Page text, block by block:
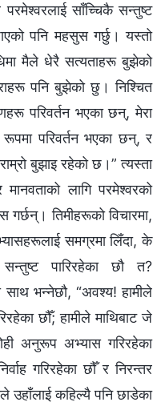
साँच्चिकै सन्तुष्ट
पनि महसुस गर्छु। यस्तो
मैले धेरै सत्यताहरू बुझेको
पनि बुझेको छु। निश्‍चित
परिवर्तन भएका छन्, मेरा
रूपमा परिवर्तन भएका छन्, र
बुझाइ रहेको छ।” त्यस्ता
लागि परमेश्‍वरको
गर्छन्। तिमीहरूको विचारमा,
समग्रमा लिँदा, के
पारिरहेका छौ त?
साथ भन्नेछौ, “अवश्य! हामीले
छौँ; हामीले माथिबाट जे
अनुरूप अभ्यास गरिरहेका
गरिरहेका छौँ र निरन्तर
उहाँलाई कहिल्यै पनि छाडेका